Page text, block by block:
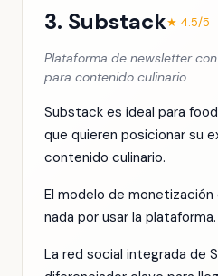
3. Substack★ 4.5/5
Plataforma de newsletter
para contenido culinario
Substack es ideal para
que quieren posicionar su
contenido culinario.
El modelo de
nada por usar la plataforma.
La red social integrada de